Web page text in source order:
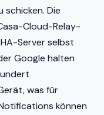
schicken. Die
Cloud-Relay-
Server selbst
Google halten
was für
können